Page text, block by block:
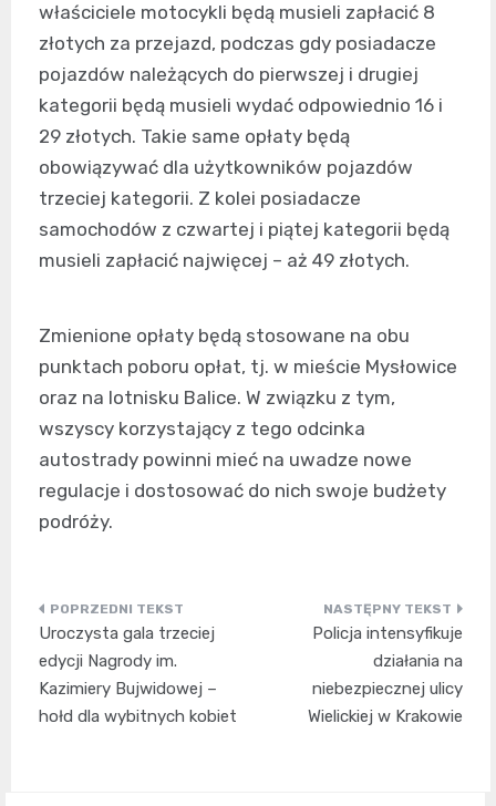
właściciele motocykli będą musieli zapłacić 8
złotych za przejazd, podczas gdy posiadacze
pojazdów należących do pierwszej i drugiej
kategorii będą musieli wydać odpowiednio 16 i
29 złotych. Takie same opłaty będą
obowiązywać dla użytkowników pojazdów
trzeciej kategorii. Z kolei posiadacze
samochodów z czwartej i piątej kategorii będą
musieli zapłacić najwięcej – aż 49 złotych.
Zmienione opłaty będą stosowane na obu
punktach poboru opłat, tj. w mieście Mysłowice
oraz na lotnisku Balice. W związku z tym,
wszyscy korzystający z tego odcinka
autostrady powinni mieć na uwadze nowe
regulacje i dostosować do nich swoje budżety
podróży.
Nawigacja
wpisu
Uroczysta gala trzeciej
edycji Nagrody im.
Kazimiery Bujwidowej –
hołd dla wybitnych kobiet
Policja intensyfikuje
działania na
niebezpiecznej ulicy
Wielickiej w Krakowie